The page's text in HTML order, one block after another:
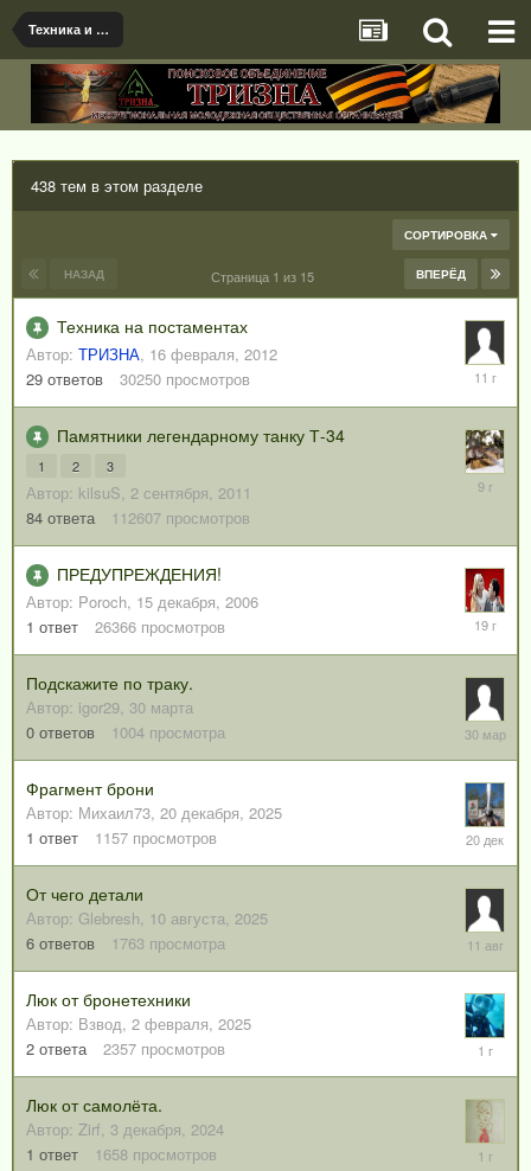
Техника и Вооружение ВОВ.
438 тем в этом разделе
СОРТИРОВКА
НАЗАД ВПЕРЁД
Страница 1 из 15
Техника на постаментах
Автор: ТРИЗНА, 16 февраля, 2012
29 ответов 30250 просмотров
2015
Памятники легендарному танку Т-34
1 2 3
Автор: kilsuS, 2 сентября, 2011
84 ответа 112607 просмотров
ПРЕДУПРЕЖДЕНИЯ!
Автор: Poroch, 15 декабря, 2006
1 ответ 26366 просмотров
2007
Подскажите по траку.
Автор: igor29, 30 марта
0 ответов 1004 просмотра
30
марта
Фрагмент брони
Автор: Михаил73, 20 декабря, 2025
1 ответ 1157 просмотров
20
декабря,
2025
От чего детали
Автор: Glebresh, 10 августа, 2025
6 ответов 1763 просмотра
11
2025
Люк от бронетехники
Автор: Взвод, 2 февраля, 2025
2 ответа 2357 просмотров
2025
Люк от самолёта.
Автор: Zirf, 3 декабря, 2024
1 ответ 1658 просмотров
13